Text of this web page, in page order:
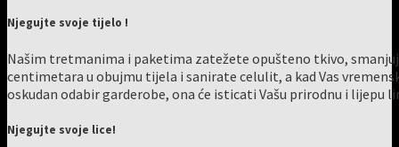
Njegujte svoje tijelo !
Našim tretmanima i paketima zatežete opušteno tkivo,
centimetara u obujmu tijela i sanirate celulit, a kad Vas
oskudan odabir garderobe, ona će isticati Vašu prirodnu i lijepu
Njegujte svoje lice!